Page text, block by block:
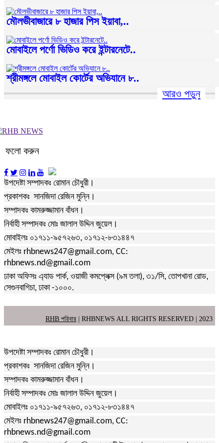
মৌলভীবাজারে ৮ হাজার পিস ইয়াবা,..
মোবাইলে পর্ণো ভিডিও করে ইন্টারনেটে..
শ্রীমঙ্গলে মোবাইল কোর্টের অভিযানে ৮..
আরও পড়ুন
ফলো করুন
উপদেষ্টা সম্পাদকঃ রোমান চৌধুরী।
প্রকাশকঃ সানজিদা রেজিন মুন্নি।
সম্পাদকঃ কামরুজ্জামান বাঁধন।
নির্বাহী সম্পাদকঃ মোঃ জালাল উদ্দিন জুয়েল।
মোবাইলঃ ০১৭১১-৯৫৭২৬৩, ০১৭১২-৮৩১৪৪৭
মেইলঃ rhbnews247@gmail.com, CC:
rhbnews.nd@gmail.com
ঢাকা অফিসঃ এ্যাড পার্ক, ওয়াজী কমপ্লেক্স (৯ম তলা), ৩১/সি, তোপখানা রোড,
সেগুনবাগিচা, ঢাকা -১০০০.
RHB পরিবার | RHBNEWS ALL RIGHTS RESERVED | 2023
উপদেষ্টা সম্পাদকঃ রোমান চৌধুরী।
প্রকাশকঃ সানজিদা রেজিন মুন্নি।
সম্পাদকঃ কামরুজ্জামান বাঁধন।
নির্বাহী সম্পাদকঃ মোঃ জালাল উদ্দিন জুয়েল।
মোবাইলঃ ০১৭১১-৯৫৭২৬৩, ০১৭১২-৮৩১৪৪৭
মেইলঃ rhbnews247@gmail.com, CC:
rhbnews.nd@gmail.com